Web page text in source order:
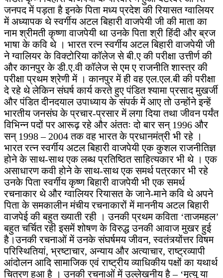
जनपद में पड़ता है इनके पिता मध्य प्रदेश की रियासत ग्वालियर
में अध्यापक थे स्वर्गीय अटल बिहारी वाजपेयी जी की माता का
नाम श्रीमती कृष्णा वाजपेयी था उनके पिता श्री हिंदी और ब्रज
भाषा के कवि थे । भारत रत्न स्वर्गीय अटल बिहारी वाजपेयी जी
ने ग्वालियर के विक्टोरिया कॉलेज से बी.ए की परीक्षा उत्तीर्ण की
और कानपुर के डी.ए.वी कॉलेज से एम ए राजनीति शास्त्र की
परीक्षा प्रथम श्रेणी में । कानपुर में ही वह एल.एल.बी की परीक्षा
दे रहे थे लेकिन संघर्ष कार्य करते हुए पंडित श्यामा प्रसाद मुखर्जी
और पंडित दीनदयाल उपाध्याय के संपर्क में आए तो उन्होंने इन्हें
भारतीय जनसंघ के प्रचार-प्रसार में लगा दिया तथा जीवन पर्यंत
विभिन्न पदों पर आरूढ़ रहे और अंततः दो बार सन् 1996 और
सन् 1998 – 2004 तक वह भारत के प्रधानमंत्री भी रहे ।
भारत रत्न स्वर्गीय अटल बिहारी वाजपेयी एक कुशल राजनीतिज्ञ
होने के साथ-साथ एक लब्ध प्रतिष्ठित साहित्यकार भी थे । एक
असाधारण कवी होने के साथ-साथ एक समर्थ पत्रकार भी रहे
उनके पिता स्वर्गीय कृष्ण बिहारी वाजपेयी भी एक समर्थ
रचनाकार थे और ग्वालियर रियासत के जाने-माने कवि थे अपने
पिता के समकालीन मंचीय रचनाकारों में माननीय अटल बिहारी
वाजपेई की बहुत ख्याती रही । उनकी प्रथम कविता ‘ताजमहल’
बहुत चर्चित रही इसमें शोषण के विरुद्ध उनकी आवाज मुखर हुई
है।उनकी रचनाओं में उनके संघर्षमय जीवन, स्वतंत्र्योंत्तर विषम
परिस्थितियां, भ्रष्टाचार, अन्याय और अत्याचार, राष्ट्रव्यापी
आंदोलन आदि सामाजिक एवं राष्ट्रीय व्याधिकीय पक्षों का यथार्थ
चित्रण हुआ है । उनकी रचनाओं में उल्लेखनीय है – ‘मृत्यु या